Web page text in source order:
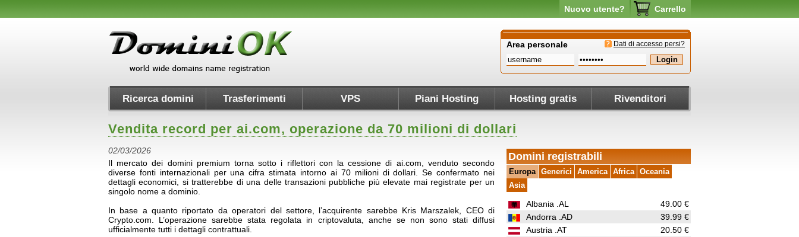
Nuovo utente? Carrello
Dati di accesso persi?
Area personale
Ricerca domini Trasferimenti VPS Piani Hosting Hosting gratis Rivenditori
Vendita record per ai.com, operazione da 70 milioni di dollari
02/03/2026
Il mercato dei domini premium torna sotto i riflettori con la cessione di ai.com, venduto secondo
diverse fonti internazionali per una cifra stimata intorno ai 70 milioni di dollari. Se confermato nei
dettagli economici, si tratterebbe di una delle transazioni pubbliche più elevate mai registrate per un
singolo nome a dominio.
In base a quanto riportato da operatori del settore, l’acquirente sarebbe Kris Marszalek, CEO di
Crypto.com. L’operazione sarebbe stata regolata in criptovaluta, anche se non sono stati diffusi
ufficialmente tutti i dettagli contrattuali.
Domini registrabili
Europa Generici America Africa Oceania
Asia
Albania .AL
49.00 €
Andorra .AD
39.99 €
Austria .AT
20.50 €